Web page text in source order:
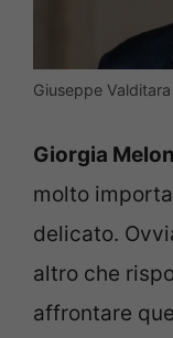
Giuseppe
Giorgia
molto
delicato.
altro che
affrontare